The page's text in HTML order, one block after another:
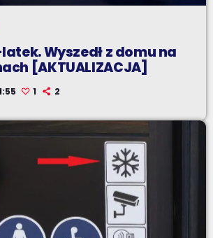
Wyszedł z domu na
[AKTUALIZACJA]
1 2